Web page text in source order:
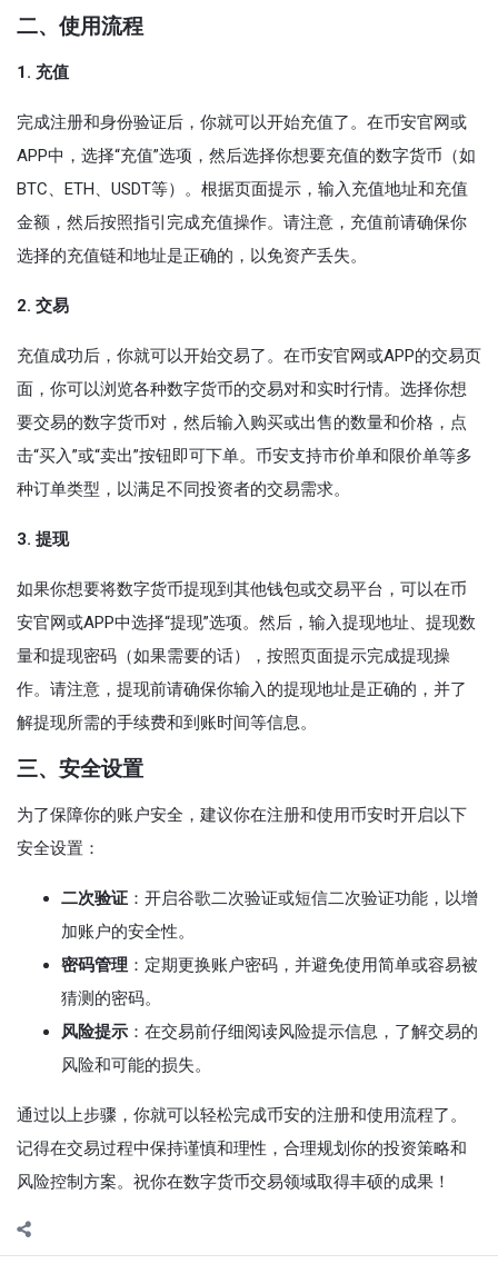
二、使用流程
1. 充值
完成注册和身份验证后，你就可以开始充值了。在币安官网或
APP中，选择“充值”选项，然后选择你想要充值的数字货币（如
BTC、ETH、USDT等）。根据页面提示，输入充值地址和充值
金额，然后按照指引完成充值操作。请注意，充值前请确保你
选择的充值链和地址是正确的，以免资产丢失。
2. 交易
充值成功后，你就可以开始交易了。在币安官网或APP的交易页
面，你可以浏览各种数字货币的交易对和实时行情。选择你想
要交易的数字货币对，然后输入购买或出售的数量和价格，点
击“买入”或“卖出”按钮即可下单。币安支持市价单和限价单等多
种订单类型，以满足不同投资者的交易需求。
3. 提现
如果你想要将数字货币提现到其他钱包或交易平台，可以在币
安官网或APP中选择“提现”选项。然后，输入提现地址、提现数
量和提现密码（如果需要的话），按照页面提示完成提现操
作。请注意，提现前请确保你输入的提现地址是正确的，并了
解提现所需的手续费和到账时间等信息。
三、安全设置
为了保障你的账户安全，建议你在注册和使用币安时开启以下
安全设置：
二次验证 ：开启谷歌二次验证或短信二次验证功能，以增
加账户的安全性。
密码管理 ：定期更换账户密码，并避免使用简单或容易被
猜测的密码。
风险提示 ：在交易前仔细阅读风险提示信息，了解交易的
风险和可能的损失。
通过以上步骤，你就可以轻松完成币安的注册和使用流程了。
记得在交易过程中保持谨慎和理性，合理规划你的投资策略和
风险控制方案。祝你在数字货币交易领域取得丰硕的成果！